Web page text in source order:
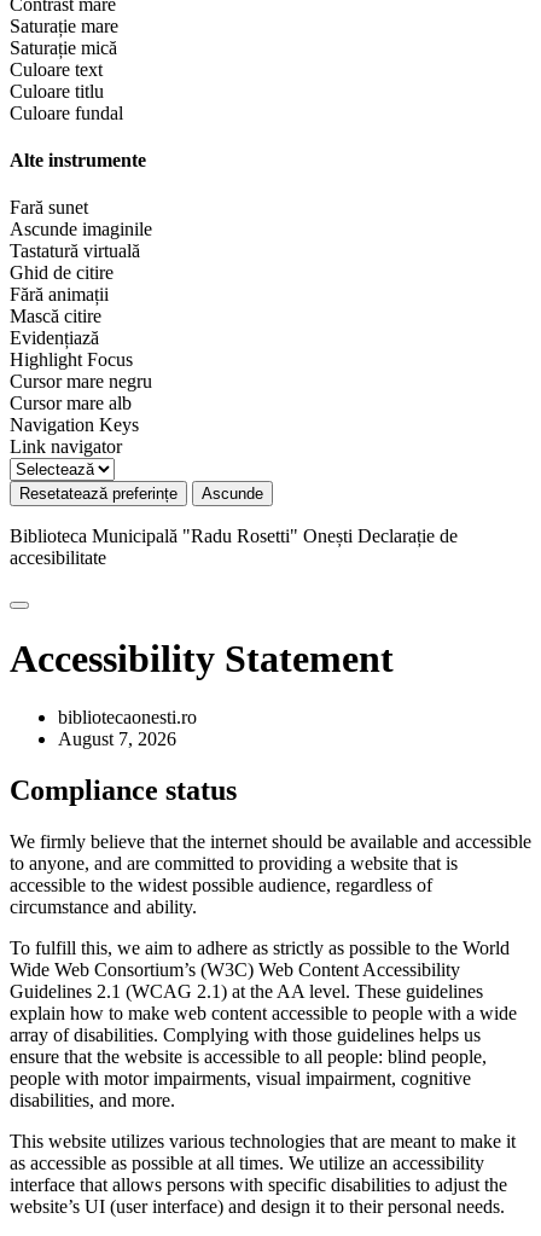
Saturație mare
Saturație mică
Culoare text
Culoare titlu
Culoare fundal
Alte instrumente
Fară sunet
Ascunde imaginile
Tastatură virtuală
Ghid de citire
Fără animații
Mască citire
Evidențiază
Highlight Focus
Cursor mare negru
Cursor mare alb
Navigation Keys
Link navigator
Resetatează preferințe Ascunde
Biblioteca Municipală "Radu Rosetti" Onești Declarație de
accesibilitate
Accessibility Statement
bibliotecaonesti.ro
August 7, 2026
Compliance status
We firmly believe that the internet should be available and accessible
to anyone, and are committed to providing a website that is
accessible to the widest possible audience, regardless of
circumstance and ability.
To fulfill this, we aim to adhere as strictly as possible to the World
Wide Web Consortium’s (W3C) Web Content Accessibility
Guidelines 2.1 (WCAG 2.1) at the AA level. These guidelines
explain how to make web content accessible to people with a wide
array of disabilities. Complying with those guidelines helps us
ensure that the website is accessible to all people: blind people,
people with motor impairments, visual impairment, cognitive
disabilities, and more.
This website utilizes various technologies that are meant to make it
as accessible as possible at all times. We utilize an accessibility
interface that allows persons with specific disabilities to adjust the
website’s UI (user interface) and design it to their personal needs.